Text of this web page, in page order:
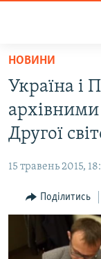
Перейти
основного
матеріалу
Перейти
до
основної
навігації
Перейти
до
ВОДА.КРИМ
ВІДЕО ТА ФОТО
БЛОГИ
ПОГЛЯД
ВСЕ ЗА ДЕНЬ
НОВИНИ
Україна і
Другої
15 травень 2015,
Поділитись